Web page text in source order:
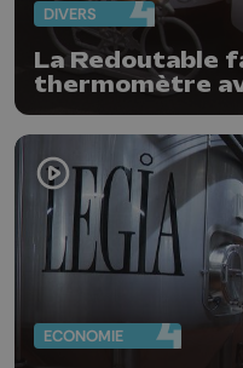
DIVERS
La Redoutable
thermomètre
ECONOMIE